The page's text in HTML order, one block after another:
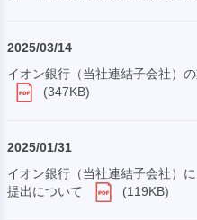
2025/03/14
イオン銀行（当社連結子会社）
(347KB)
2025/01/31
イオン銀行（当社連結子会社）
提出について
(119KB)